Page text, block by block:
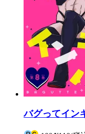
バグってイン